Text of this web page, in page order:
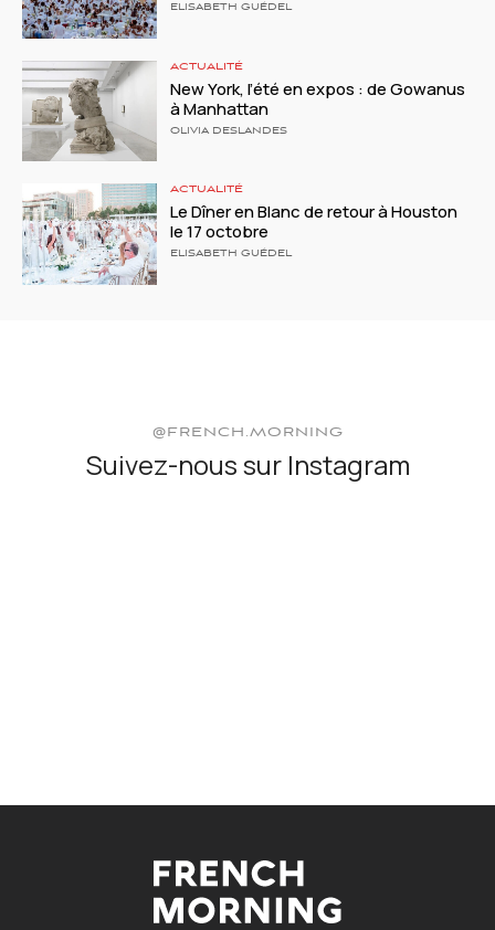
ELISABETH GUÉDEL
ACTUALITÉ
New York, l’été en expos : de Gowanus
à Manhattan
OLIVIA DESLANDES
ACTUALITÉ
Le Dîner en Blanc de retour à Houston
le 17 octobre
ELISABETH GUÉDEL
@FRENCH.MORNING
Suivez-nous sur Instagram